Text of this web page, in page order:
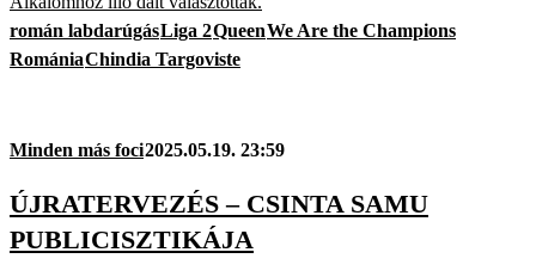
román labdarúgásLiga 2QueenWe Are the Champions
RomániaChindia Targoviste
Minden más foci2025.05.19. 23:59
ÚJRATERVEZÉS – CSINTA SAMU
PUBLICISZTIKÁJA